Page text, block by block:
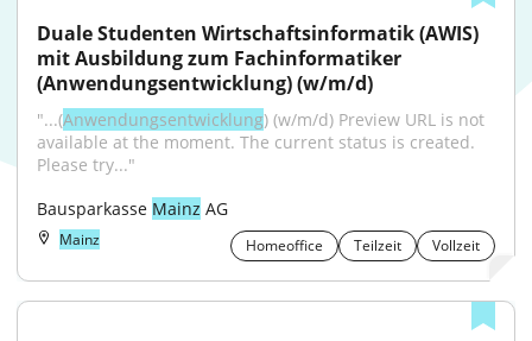
Duale Studenten Wirtschaftsinformatik (AWIS)
mit Ausbildung zum Fachinformatiker
(Anwendungsentwicklung) (w/m/d)
"...(Anwendungsentwicklung) (w/m/d) Preview URL is not
available at the moment. The current status is created.
Please try..."
Bausparkasse Mainz AG
Mainz Homeoffice Teilzeit Vollzeit